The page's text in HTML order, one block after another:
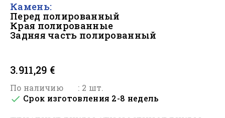
Камень:
Перед полированный
Края полированные
Задняя часть полированный
3.911,29 €
По наличию : 2 шт.
 Срок изготовления 2-8 недель